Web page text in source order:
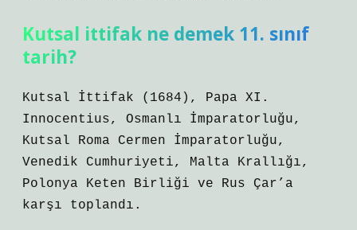
Kutsal ittifak ne demek 11. sınıf
tarih?
Kutsal İttifak (1684), Papa XI.
Innocentius, Osmanlı İmparatorluğu,
Kutsal Roma Cermen İmparatorluğu,
Venedik Cumhuriyeti, Malta Krallığı,
Polonya Keten Birliği ve Rus Çar’a
karşı toplandı.